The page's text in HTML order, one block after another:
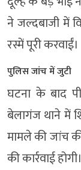
ने जल्दबाजी में
रस्में पूरी करवाईं।
पुलिस जांच में जुटी
घटना के बाद
बेलागंज थाने में
मामले की जांच
की कार्रवाई होगी।